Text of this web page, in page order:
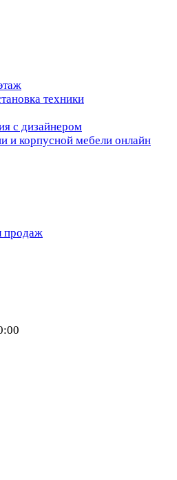
техники
с дизайнером
и корпусной мебели онлайн
продаж